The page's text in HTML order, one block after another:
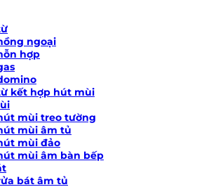
ngoại
hợp
kết hợp hút mùi
mùi treo tường
mùi âm tủ
mùi đảo
mùi âm bàn bếp
bát âm tủ